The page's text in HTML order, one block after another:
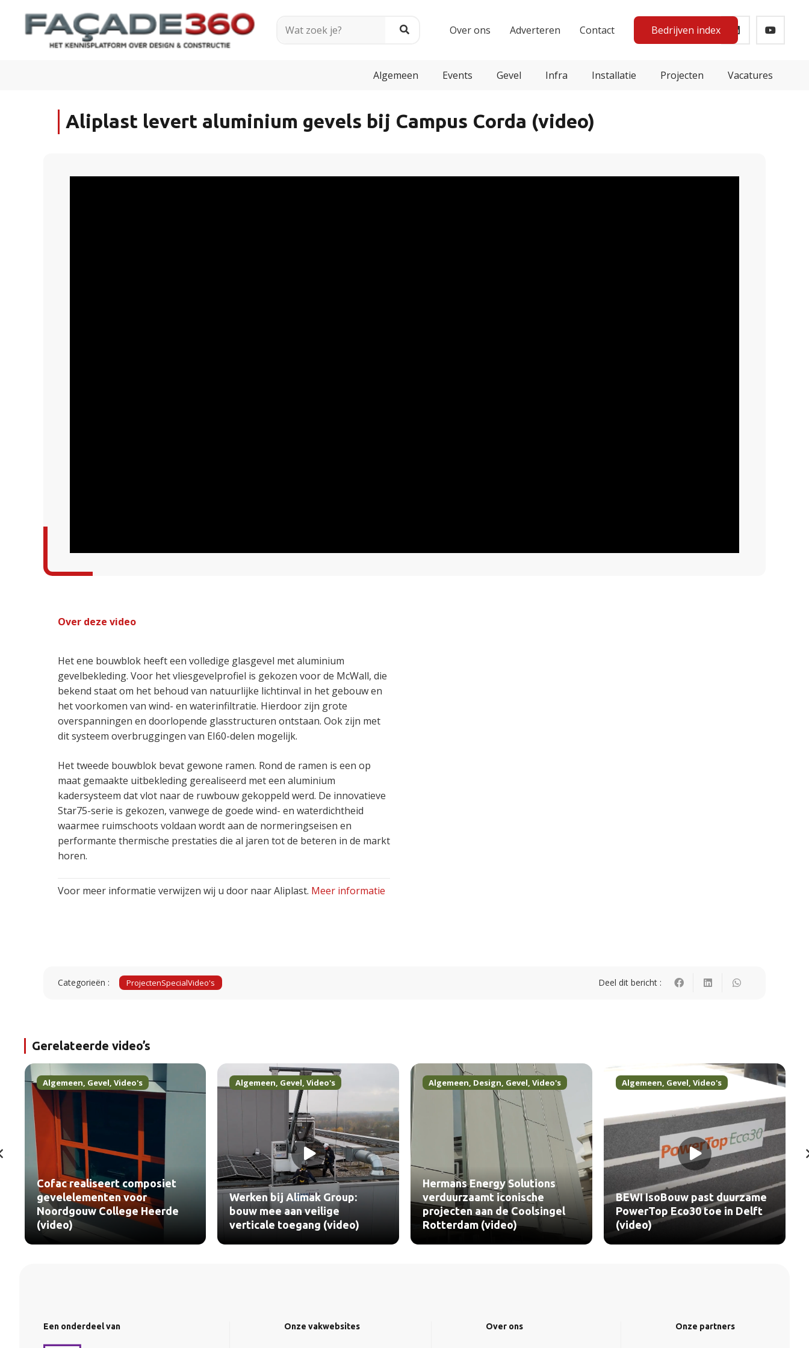
Over ons Adverteren Contact Bedrijven index
Algemeen Events Gevel Infra Installatie Projecten Vacatures
Aliplast levert aluminium gevels bij Campus Corda (video)
Over deze video
Het ene bouwblok heeft een volledige glasgevel met aluminium
gevelbekleding. Voor het vliesgevelprofiel is gekozen voor de McWall, die
bekend staat om het behoud van natuurlijke lichtinval in het gebouw en
het voorkomen van wind- en waterinfiltratie. Hierdoor zijn grote
overspanningen en doorlopende glasstructuren ontstaan. Ook zijn met
dit systeem overbruggingen van EI60-delen mogelijk.
Het tweede bouwblok bevat gewone ramen. Rond de ramen is een op
maat gemaakte uitbekleding gerealiseerd met een aluminium
kadersysteem dat vlot naar de ruwbouw gekoppeld werd. De innovatieve
Star75-serie is gekozen, vanwege de goede wind- en waterdichtheid
waarmee ruimschoots voldaan wordt aan de normeringseisen en
performante thermische prestaties die al jaren tot de beteren in de markt
horen.
Voor meer informatie verwijzen wij u door naar Aliplast. Meer informatie
Categorieën : ProjectenSpecialVideo's Deel dit bericht :
Gerelateerde video’s
Algemeen, Gevel, Video's
Cofac realiseert composiet
gevelelementen voor
Noordgouw College Heerde
(video)
Algemeen, Gevel,Video's
Werken bij Alimak Group:
bouw mee aan veilige
verticale toegang (video)
Algemeen, Design, Gevel,Video's
Hermans Energy Solutions
verduurzaamt iconische
projecten aan de Coolsingel
Rotterdam (video)
Algemeen, Gevel, Video's
BEWI IsoBouw past duurzame
PowerTop Eco30 toe in Delft
(video)
Een onderdeel van Onze vakwebsites Over ons Onze partners